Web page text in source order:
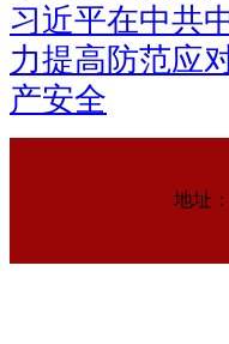
习近平在中共
力提高防范应
产安全
地址